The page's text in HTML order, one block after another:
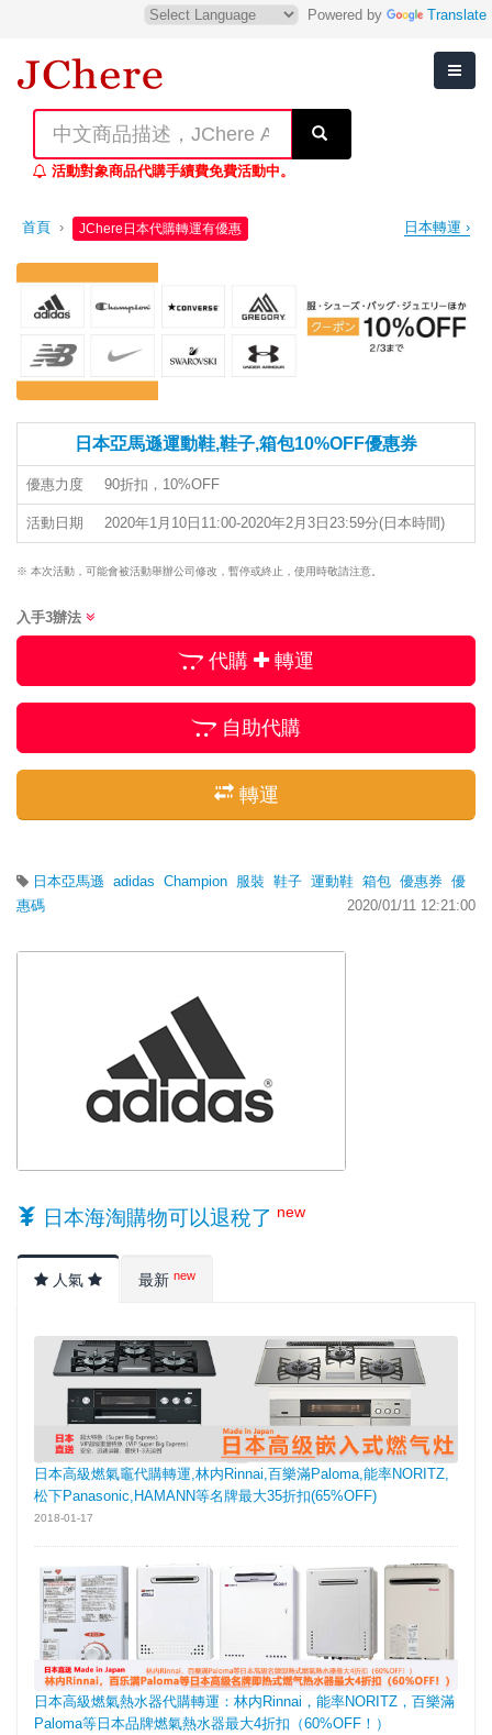
Powered by Translate
活動對象商品代購手續費免費活動中。
首頁 › JChere日本代購轉運有優惠 日本轉運 ›
日本亞馬遜運動鞋,鞋子,箱包10%OFF優惠券
優惠力度 90折扣，10%OFF
活動日期 2020年1月10日11:00-2020年2月3日23:59分(日本時間)
※ 本次活動，可能會被活動舉辦公司修改，暫停或終止，使用時敬請注意。
入手3辦法
代購 轉運
自助代購
轉運
日本亞馬遜 adidas Champion 服裝 鞋子 運動鞋 箱包 優惠券 優
惠碼
2020/01/11 12:21:00
日本海淘購物可以退稅了 new
人氣 最新 new
日本高級燃氣竈代購轉運,林内Rinnai,百樂滿Paloma,能率NORITZ,
松下Panasonic,HAMANN等名牌最大35折扣(65%OFF)
2018-01-17
日本高級燃氣熱水器代購轉運：林内Rinnai，能率NORITZ，百樂滿
Paloma等日本品牌燃氣熱水器最大4折扣（60%OFF！）